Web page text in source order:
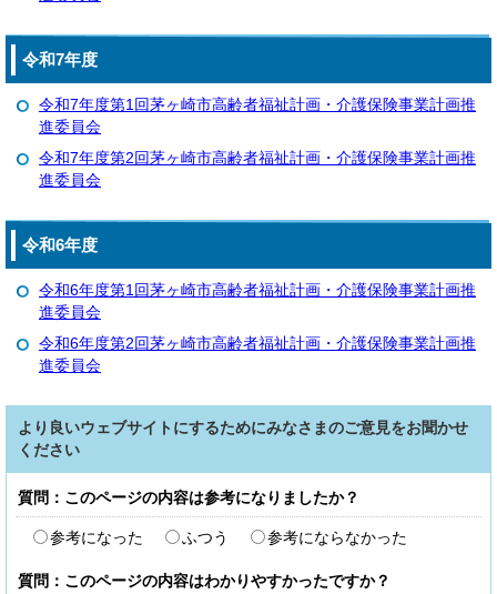
令和7年度
令和7年度第1回茅ヶ崎市高齢者福祉計画・介護保険事業計画推
進委員会
令和7年度第2回茅ヶ崎市高齢者福祉計画・介護保険事業計画推
進委員会
令和6年度
令和6年度第1回茅ヶ崎市高齢者福祉計画・介護保険事業計画推
進委員会
令和6年度第2回茅ヶ崎市高齢者福祉計画・介護保険事業計画推
進委員会
より良いウェブサイトにするためにみなさまのご意見をお聞かせ
ください
質問：このページの内容は参考になりましたか？
参考になった ふつう 参考にならなかった
質問：このページの内容はわかりやすかったですか？